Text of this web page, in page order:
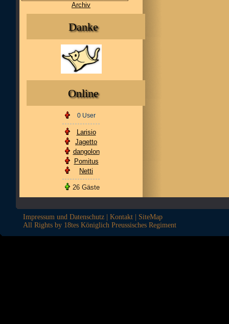
Archiv
Danke
Online
0 User
Larisio
Jagetto
dangolon
Pomitus
Netti
26 Gäste
Impressum und Datenschutz Kontakt
SiteMap
All Rights by 18tes Königlich Preussisches Regiment